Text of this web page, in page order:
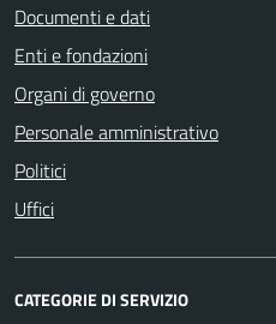
Documenti e dati
Enti e fondazioni
Organi di governo
Personale amministrativo
Politici
Uffici
CATEGORIE DI SERVIZIO